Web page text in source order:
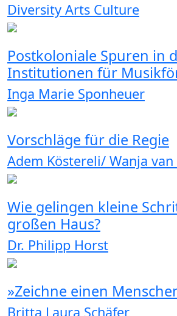
Diversity Arts Culture
Postkoloniale Spuren in
Institutionen für
Inga Marie Sponheuer
Vorschläge für die Regie
Adem Köstereli/ Wanja
Wie gelingen kleine
großen Haus?
Dr. Philipp Horst
»Zeichne einen
Britta Laura Schäfer